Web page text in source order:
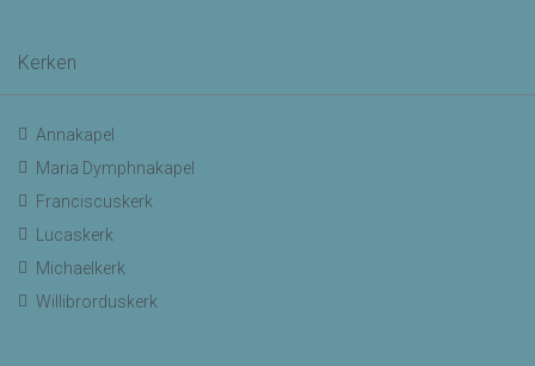
Kerken
Annakapel
Maria Dymphnakapel
Franciscuskerk
Lucaskerk
Michaelkerk
Willibrorduskerk